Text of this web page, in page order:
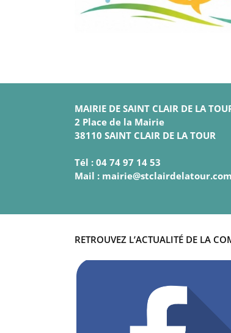
MAIRIE DE SAINT CLAIR DE LA
2 Place de la Mairie
38110 SAINT CLAIR DE LA TOUR
Tél : 04 74 97 14 53
Mail : mairie@stclairdelatour.com
RETROUVEZ L’ACTUALITÉ DE LA